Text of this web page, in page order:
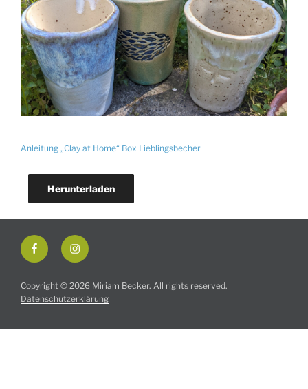
Anleitung „Clay at Home“ Box Lieblingsbecher
Herunterladen
FacebookInstagram
Copyright © 2026 Miriam Becker. All rights reserved.
Datenschutzerklärung